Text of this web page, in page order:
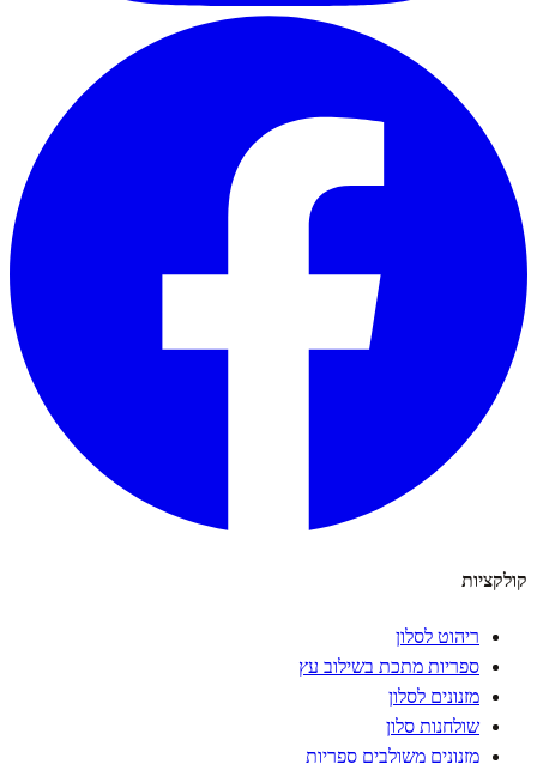
קולקציות
ריהוט לסלון
ספריות מתכת בשילוב עץ
מזנונים לסלון
שולחנות סלון
מזנונים משולבים ספריות